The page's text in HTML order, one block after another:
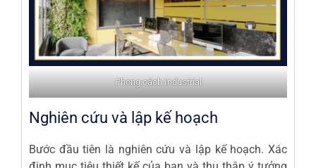
Phong cách Industrial
Nghiên cứu và lập kế hoạch
Bước đầu tiên là nghiên cứu và lập kế hoạch. Xác